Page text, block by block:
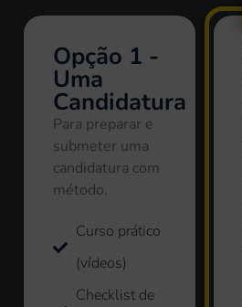
Opção 1 -
Uma
Candidatura
Para preparar e
submeter uma
candidatura com
método.
Curso prático
(vídeos)
Checklist de